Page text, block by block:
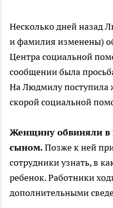
Несколько дней назад
и фамилия изменены)
Центра социальной
сообщении была
На Людмилу поступила
скорой социальной
Женщину обвиняли в
сыном.Позже к ней
сотрудники узнать, в
ребенок. Работники
дополнительными